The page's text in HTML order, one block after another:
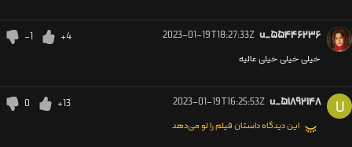
u_۵۵۴۴۶۲۳۶ 2023-01-19T18:27:33Z
+4
-1
خیلی خیلی خیلی عالیه
U u_۵۱۸۹۲۱۴۸ 2023-01-19T16:25:53Z
+13
0
این دیدگاه داستان فیلم را لو می‌دهد